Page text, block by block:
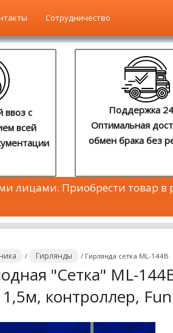
Сотрудничество
с
всей
Поддержка
Оптимальная
обмен брака без
лицами. Приобрести товар в
/ Гирлянды / Гирлянда сетка ML-144B
"Cетка" ML-
контроллер,